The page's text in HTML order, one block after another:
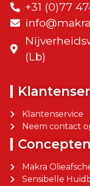
+31 (0)77
(Lb)
Klantenservice
Neem contact
Concepten
Makra
Sensibelle